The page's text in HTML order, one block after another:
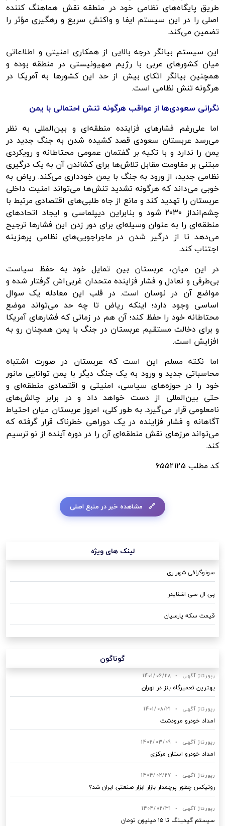
طریق پایگاه‌های نظامی خود در منطقه نقش هماهنگ کننده
اصلی را در این سیستم ایفا و واکنش سریع و رهگیری مؤثر را
تضمین می‌کند.
این سیستم بیانگر درجه بالایی از همکاری امنیتی و اطلاعاتی
میان کشورهای عربی با رژیم صهیونیستی در منطقه بوده و
همچنین بیانگر اتکای بیش از حد این کشورها به آمریکا در
هرگونه تنش نظامی است.
نگرانی سعودی‌ها از عواقب هرگونه تنش احتمالی با یمن
اما علی‌رغم فشارهای فزاینده منطقه‌ای و بین‌المللی به نظر
می‌رسد عربستان سعودی قصد کشیده شدن به جنگ جدید در
یمن را ندارد و با تکیه بر گفتمان عمومی محتاطانه و رویکردی
مبتنی بر مقاومت مقابل تلاش‌ها برای کشاندن آن به یک درگیری
نظامی جدید، از ورود به جنگ با یمن خودداری می‌کند. ریاض به
خوبی می‌داند که هرگونه تشدید تنش‌ها می‌تواند امنیت داخلی
عربستان را تهدید کند و مانع از جاه طلبی‌های اقتصادی مرتبط با
چشم‌انداز ۲۰۳۰ شود و بنابراین دیپلماسی و ایجاد
اتحادهای
منطقه‌ای را به عنوان وسیله‌ای برای دور زدن این فشارها ترجیح
می‌دهد تا از درگیر شدن در ماجراجویی‌های نظامی پرهزینه
اجتناب کند.
در این میان، عربستان بین تمایل خود به حفظ سیاست
بی‌طرفی و تعادل و فشار فزاینده متحدان غربی‌اش گرفتار شده و
مواضع آن در نوسان است. در قلب این معادله یک سوال
اساسی وجود دارد؛ اینکه ریاض تا چه حد می‌تواند موضع
محتاطانه خود را حفظ کند؛ آن هم در زمانی که فشارهای آمریکا
و برای دخالت مستقیم عربستان در جنگ با یمن همچنان رو به
افزایش است.
اما نکته مسلم این است که عربستان در صورت اشتباه
محاسباتی جدید و ورود به یک جنگ دیگر با یمن توانایی مانور
خود را در حوزه‌های سیاسی، امنیتی و اقتصادی منطقه‌ای و
حتی بین‌المللی از دست خواهد داد و در برابر چالش‌های
نامعلومی قرار می‌گیرد. به طور کلی، امروز عربستان میان احتیاط
آگاهانه و فشار فزاینده در یک دوراهی خطرناک قرار گرفته که
می‌تواند مرزهای نقش منطقه‌ای آن را در دوره آینده از نو ترسیم
کند.
کد مطلب 6552125
مشاهده خبر در منبع اصلی
لینک های ویژه
سونوگرافی شهر ری
پی ال سی اشنایدر
قیمت سکه پارسیان
گوناگون
رپورتاژ آگهی •
1401/06/28
بهترین تعمیرگاه بنز در تهران
رپورتاژ آگهی •
1401/08/21
امداد خودرو مرودشت
رپورتاژ آگهی •
1402/03/09
امداد خودرو استان مرکزی
رپورتاژ آگهی •
1404/02/27
رونیکس چطور پرچمدار بازار ابزار صنعتی ایران شد؟
رپورتاژ آگهی •
1404/02/31
سیستم گیمینگ تا ۱۵ میلیون تومان